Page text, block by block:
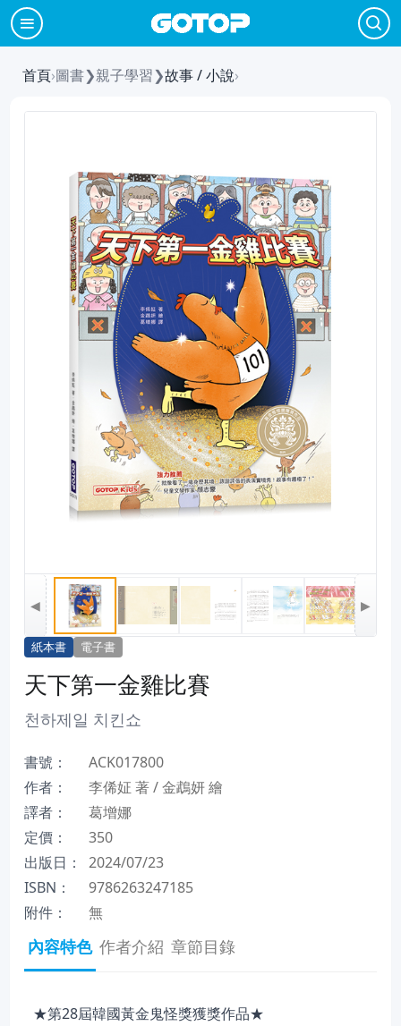
首頁›圖書❯親子學習❯故事 / 小說›
◀ ▶
紙本書 電子書
天下第一金雞比賽
천하제일 치킨쇼
書號：
ACK017800
作者：
李俙姃 著 / 金鵡妍 繪
譯者：
葛增娜
定價：
350
出版日：
2024/07/23
ISBN：
9786263247185
附件：
無
內容特色 作者介紹 章節目錄
★第28屆韓國黃金鬼怪獎獲獎作品★